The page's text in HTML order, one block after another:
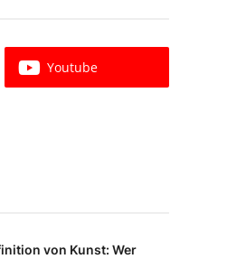
Youtube
von Kunst: Wer